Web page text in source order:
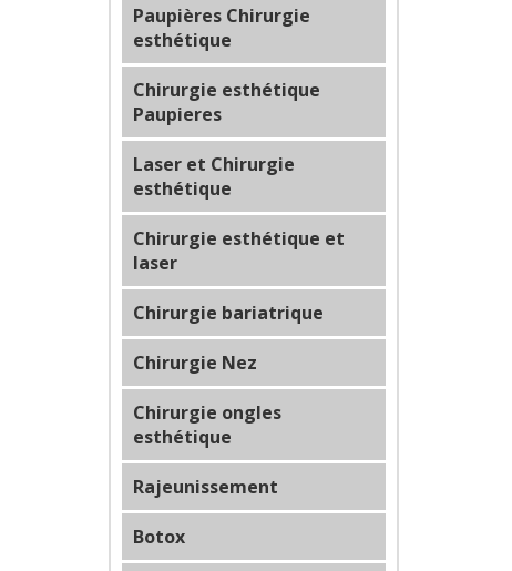
Paupières Chirurgie
esthétique
Chirurgie esthétique
Paupieres
Laser et Chirurgie
esthétique
Chirurgie esthétique et
laser
Chirurgie bariatrique
Chirurgie Nez
Chirurgie ongles
esthétique
Rajeunissement
Botox